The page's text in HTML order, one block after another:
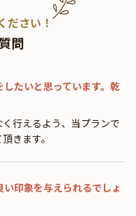
ださい！
問
たいと思っています。乾
行えるよう、当プランで
きます。
印象を与えられるでしょ